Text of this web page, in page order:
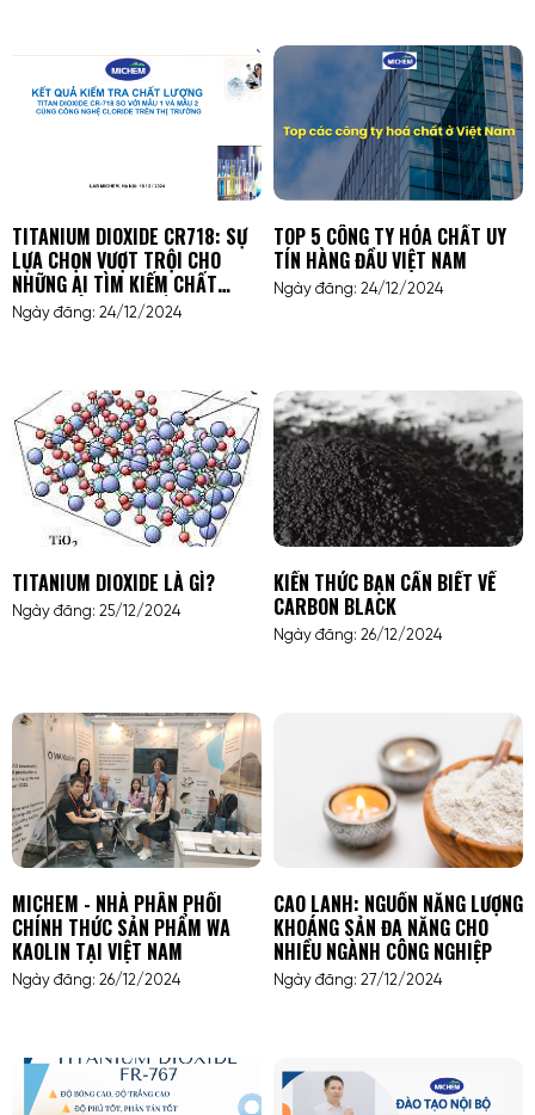
TITANIUM DIOXIDE CR718: SỰ
LỰA CHỌN VƯỢT TRỘI CHO
NHỮNG AI TÌM KIẾM CHẤT
LƯỢNG VÀ HIỆU SUẤT CAO
Ngày đăng: 24/12/2024
TOP 5 CÔNG TY HÓA CHẤT UY
TÍN HÀNG ĐẦU VIỆT NAM
Ngày đăng: 24/12/2024
TITANIUM DIOXIDE LÀ GÌ?
Ngày đăng: 25/12/2024
KIẾN THỨC BẠN CẦN BIẾT VỀ
CARBON BLACK
Ngày đăng: 26/12/2024
MICHEM - NHÀ PHÂN PHỐI
CHÍNH THỨC SẢN PHẨM WA
KAOLIN TẠI VIỆT NAM
Ngày đăng: 26/12/2024
CAO LANH: NGUỒN NĂNG LƯỢNG
KHOÁNG SẢN ĐA NĂNG CHO
NHIỀU NGÀNH CÔNG NGHIỆP
Ngày đăng: 27/12/2024